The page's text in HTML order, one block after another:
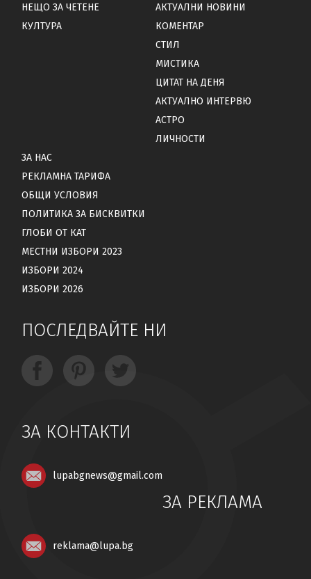
НЕЩО ЗА ЧЕТЕНЕ
КУЛТУРА
АКТУАЛНИ НОВИНИ
КОМЕНТАР
СТИЛ
МИСТИКА
ЦИТАТ НА ДЕНЯ
АКТУАЛНО ИНТЕРВЮ
АСТРО
ЛИЧНОСТИ
ЗА НАС
РЕКЛАМНА ТАРИФА
ОБЩИ УСЛОВИЯ
ПОЛИТИКА ЗА БИСКВИТКИ
ГЛОБИ ОТ КАТ
МЕСТНИ ИЗБОРИ 2023
ИЗБОРИ 2024
ИЗБОРИ 2026
ПОСЛЕДВАЙТЕ НИ
ЗА КОНТАКТИ
lupabgnews@gmail.com
ЗА РЕКЛАМА
reklama@lupa.bg